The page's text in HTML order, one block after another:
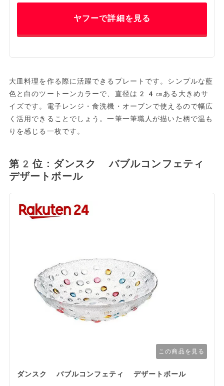
ヤフーで詳細を見る
大皿料理を作る際に活躍できるプレートです。シンプルな藍
色と白のツートーンカラーで、直径は24㎝ある大きめサ
イズです。電子レンジ・食洗機・オーブンで使えるので幅広
く活用できることでしょう。一筆一筆職人が描いた柄で温も
りを感じる一枚です。
第2位：ダンスク バブルコンフェティ
デザートボール
この商品を見る
ダンスク バブルコンフェティ デザートボール